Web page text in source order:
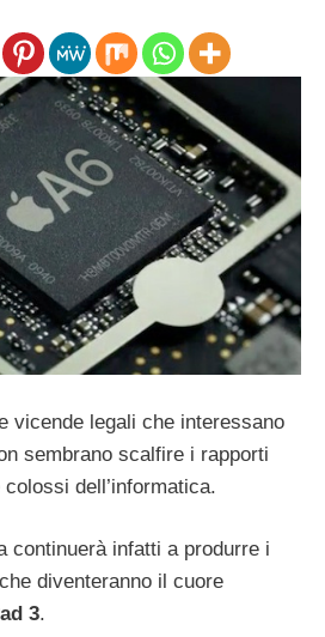
vicende legali che interessano
sembrano scalfire i rapporti
dell’informatica.
continuerà infatti a produrre i
che diventeranno il cuore
3.